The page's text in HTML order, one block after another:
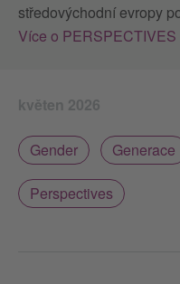
středovýchodní evropy
Více o PERSPECTIVES
květen 2026
Gender Generace
Perspectives